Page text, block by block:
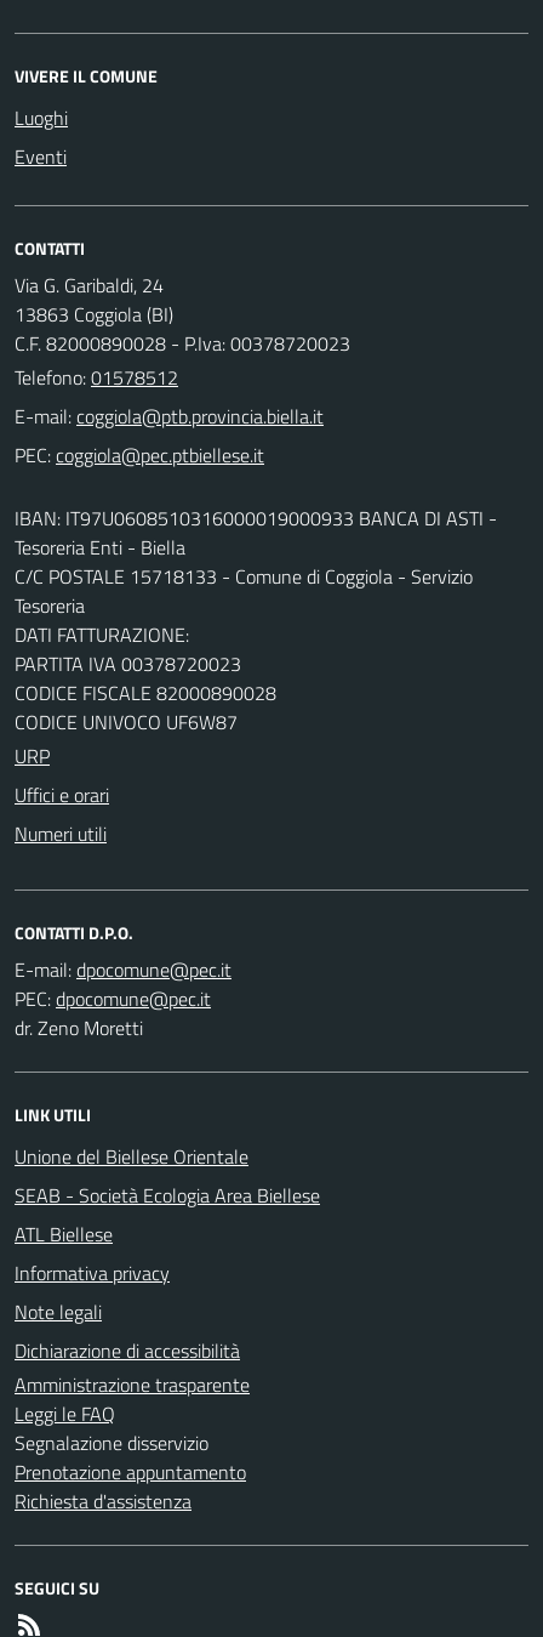
VIVERE IL COMUNE
Luoghi
Eventi
CONTATTI
Via G. Garibaldi, 24
13863 Coggiola (BI)
C.F. 82000890028 - P.Iva: 00378720023
Telefono:01578512
E-mail:
PEC:
IBAN: IT97U0608510316000019000933 BANCA DI ASTI -
Tesoreria Enti - Biella
C/C POSTALE 15718133 - Comune di Coggiola - Servizio
Tesoreria
DATI FATTURAZIONE:
PARTITA IVA 00378720023
CODICE FISCALE 82000890028
CODICE UNIVOCO UF6W87
URP
Uffici e orari
Numeri utili
CONTATTI D.P.O.
E-mail:
PEC:
dr. Zeno Moretti
LINK UTILI
Unione del Biellese Orientale
SEAB - Società Ecologia Area Biellese
ATL Biellese
Informativa privacy
Note legali
Dichiarazione di accessibilità
Amministrazione trasparente
Leggi le FAQ
Segnalazione disservizio
Prenotazione appuntamento
Richiesta d'assistenza
SEGUICI SU